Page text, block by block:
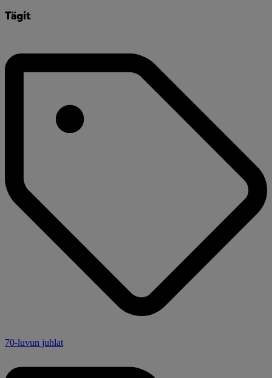
Tägit
70-luvun juhlat